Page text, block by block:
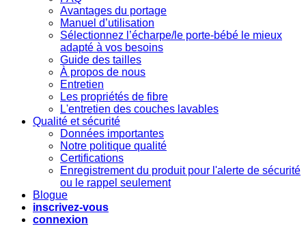
Avantages du portage
Manuel d’utilisation
Sélectionnez l’écharpe/le porte-bébé le mieux
adapté à vos besoins
Guide des tailles
À propos de nous
Entretien
Les propriétés de fibre
L'entretien des couches lavables
Qualité et sécurité
Données importantes
Notre politique qualité
Certifications
Enregistrement du produit pour l'alerte de sécurité
ou le rappel seulement
Blogue
inscrivez-vous
connexion